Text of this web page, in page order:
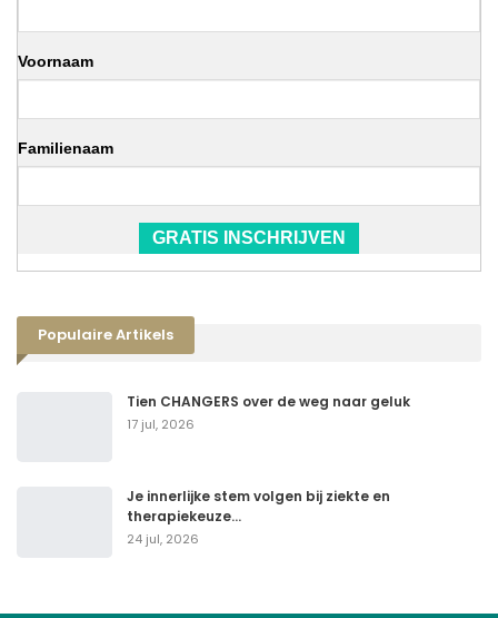
Voornaam
Familienaam
GRATIS INSCHRIJVEN
Populaire Artikels
Tien CHANGERS over de weg naar geluk
17 jul, 2026
Je innerlijke stem volgen bij ziekte en
therapiekeuze…
24 jul, 2026